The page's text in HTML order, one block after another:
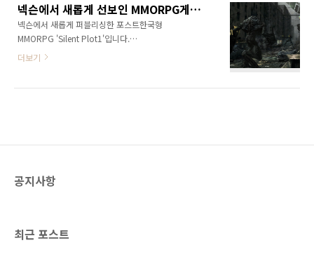
고 있어 화제다. 최근 미국의 유력 게임전문 온라
인 매체인 「IGN(www.ign.com)」은 4일간에
걸쳐 ‘헉슬리’의 게임 소개를 비롯해 동영상, 스
크린샷, 제작과정 등의 특집기사를 연달아 게재
「IGN」은 2005년에는 가장 방문객이 많은 웹
넥슨에서 새롭게 선보인 MMORPG게임 'SP1', 넥슨의 새로운도전! 성공할 수 있을까?
넥슨에서 새롭게 퍼블리싱한 포스트한국형
MMORPG 'Silent Plot1'입니다.
SP1(http://sp1.nexon.com)이라고 간단히 부
다중접속역할수행게임(MMORPG)입니다. '포스
재가 ..
더보기
공지사항
최근 포스트